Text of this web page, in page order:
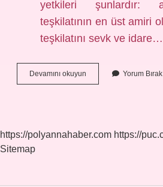
yetkileri şunlardır:
teşkilatının en üst amiri
teşkilatını sevk ve idare…
Devamını okuyun Belediye
Teşkilatı
Yorum Bırak
https://polyannahaber.com https://
Sitemap